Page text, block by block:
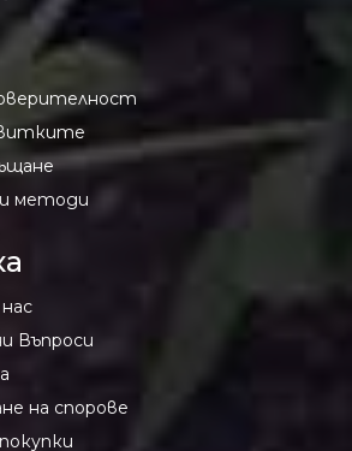
методи
Въпроси
на спорове